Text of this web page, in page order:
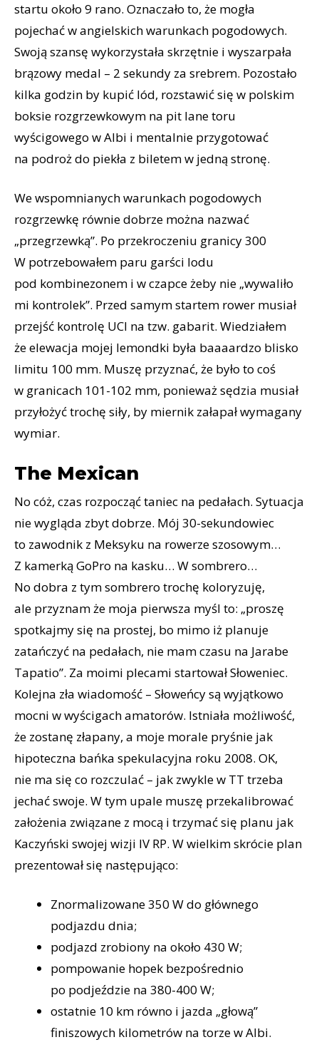
startu około 9 rano. Oznaczało to, że mogła
pojechać w angielskich warunkach pogodowych.
Swoją szansę wykorzystała skrzętnie i wyszarpała
brązowy medal – 2 sekundy za srebrem. Pozostało
kilka godzin by kupić lód, rozstawić się w polskim
boksie rozgrzewkowym na pit lane toru
wyścigowego w Albi i mentalnie przygotować
na podroż do piekła z biletem w jedną stronę.
We wspomnianych warunkach pogodowych
rozgrzewkę równie dobrze można nazwać
„przegrzewką”. Po przekroczeniu granicy 300
W potrzebowałem paru garści lodu
pod kombinezonem i w czapce żeby nie „wywaliło
mi kontrolek”. Przed samym startem rower musiał
przejść kontrolę UCI na tzw. gabarit. Wiedziałem
że elewacja mojej lemondki była baaaardzo blisko
limitu 100 mm. Muszę przyznać, że było to coś
w granicach 101-102 mm, ponieważ sędzia musiał
przyłożyć trochę siły, by miernik załapał wymagany
wymiar.
The Mexican
No cóż, czas rozpocząć taniec na pedałach. Sytuacja
nie wygląda zbyt dobrze. Mój 30-sekundowiec
to zawodnik z Meksyku na rowerze szosowym…
Z kamerką GoPro na kasku… W sombrero…
No dobra z tym sombrero trochę koloryzuję,
ale przyznam że moja pierwsza myśl to: „proszę
spotkajmy się na prostej, bo mimo iż planuje
zatańczyć na pedałach, nie mam czasu na Jarabe
Tapatio”. Za moimi plecami startował Słoweniec.
Kolejna zła wiadomość – Słoweńcy są wyjątkowo
mocni w wyścigach amatorów. Istniała możliwość,
że zostanę złapany, a moje morale pryśnie jak
hipoteczna bańka spekulacyjna roku 2008. OK,
nie ma się co rozczulać – jak zwykle w TT trzeba
jechać swoje. W tym upale muszę przekalibrować
założenia związane z mocą i trzymać się planu jak
Kaczyński swojej wizji IV RP. W wielkim skrócie plan
prezentował się następująco:
Znormalizowane 350 W do głównego
podjazdu dnia;
podjazd zrobiony na około 430 W;
pompowanie hopek bezpośrednio
po podjeździe na 380-400 W;
ostatnie 10 km równo i jazda „głową”
finiszowych kilometrów na torze w Albi.